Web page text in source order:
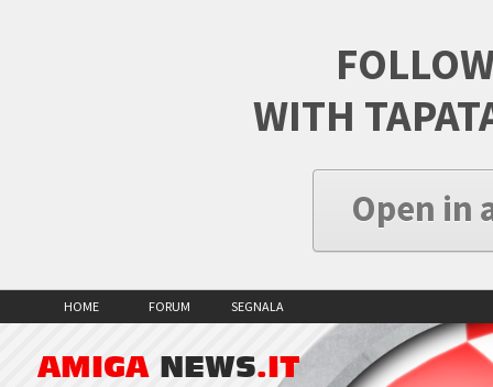
WITH
Open in
HOME FORUM SEGNALA
AMIGA NEWS.IT